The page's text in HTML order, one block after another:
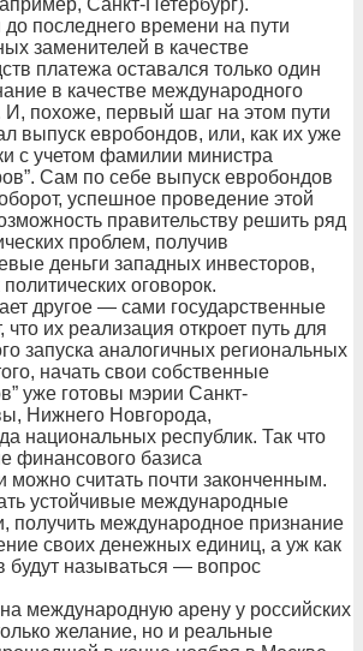
Санкт-Петербург).
до последнего времени на пути
заменителей в качестве
платежа оставался только один
в качестве международного
И, похоже, первый шаг на этом пути
выпуск евробондов, или, как их уже
с учетом фамилии министра
Сам по себе выпуск евробондов
успешное проведение этой
правительству решить ряд
проблем, получив
деньги западных инвесторов,
оговорок.
другое — сами государственные
что их реализация откроет путь для
запуска аналогичных региональных
начать свои собственные
уже готовы мэрии Санкт-
Нижнего Новгорода,
национальных республик. Так что
финансового базиса
можно считать почти законченным.
устойчивые международные
получить международное признание
своих денежных единиц, а уж как
будут называться — вопрос
международную арену у российских
желание, но и реальные